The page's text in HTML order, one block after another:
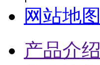
网站地图
产品介绍